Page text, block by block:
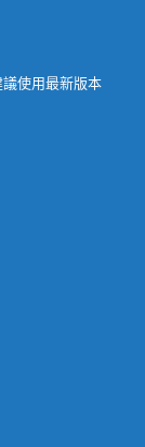
使用最新版本